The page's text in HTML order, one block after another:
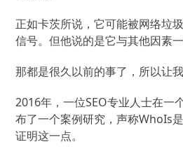
正如卡茨所说，它可能被网络垃
信号。但他说的是它与其他因素一
那都是很久以前的事了，所以让
2016年，一位SEO专业人士在一
布了一个案例研究，声称WhoIs
证明这一点。